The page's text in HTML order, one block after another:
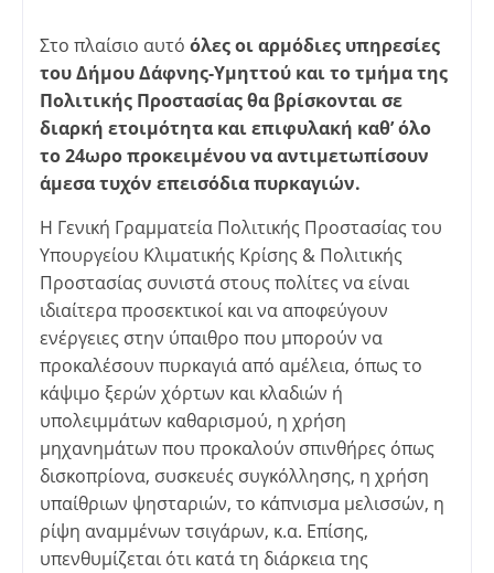
Στο πλαίσιο αυτό όλες οι αρμόδιες υπηρεσίες
του Δήμου Δάφνης-Υμηττού και το τμήμα της
Πολιτικής Προστασίας θα βρίσκονται σε
διαρκή ετοιμότητα και επιφυλακή καθ’ όλο
το 24ωρο προκειμένου να αντιμετωπίσουν
άμεσα τυχόν επεισόδια πυρκαγιών.
Η Γενική Γραμματεία Πολιτικής Προστασίας του
Υπουργείου Κλιματικής Κρίσης & Πολιτικής
Προστασίας συνιστά στους πολίτες να είναι
ιδιαίτερα προσεκτικοί και να αποφεύγουν
ενέργειες στην ύπαιθρο που μπορούν να
προκαλέσουν πυρκαγιά από αμέλεια, όπως το
κάψιμο ξερών χόρτων και κλαδιών ή
υπολειμμάτων καθαρισμού, η χρήση
μηχανημάτων που προκαλούν σπινθήρες όπως
δισκοπρίονα, συσκευές συγκόλλησης, η χρήση
υπαίθριων ψησταριών, το κάπνισμα μελισσών, η
ρίψη αναμμένων τσιγάρων, κ.α. Επίσης,
υπενθυμίζεται ότι κατά τη διάρκεια της